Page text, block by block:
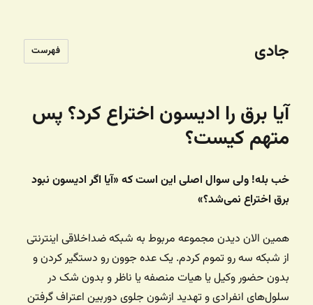
جادی فهرست
آیا برق را ادیسون اختراع کرد؟ پس
متهم کیست؟
خب بله! ولی سوال اصلی این است که «آیا اگر ادیسون نبود
برق اختراع نمی‌شد؟»
همین الان دیدن مجموعه مربوط به شبکه ضداخلاقی اینترنتی
از شبکه سه رو تموم کردم. یک عده جوون رو دستگیر کردن و
بدون حضور وکیل یا هیات منصفه یا ناظر و بدون شک در
سلول‌های انفرادی و تهدید ازشون جلوی دوربین اعتراف گرفتن